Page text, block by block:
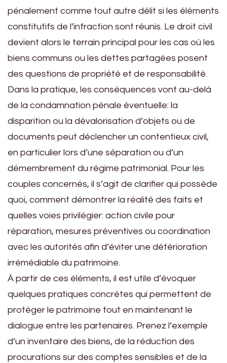
pénalement comme tout autre délit si les éléments
constitutifs de l’infraction sont réunis. Le droit civil
devient alors le terrain principal pour les cas où les
biens communs ou les dettes partagées posent
des questions de propriété et de responsabilité.
Dans la pratique, les conséquences vont au-delà
de la condamnation pénale éventuelle: la
disparition ou la dévalorisation d’objets ou de
documents peut déclencher un contentieux civil,
en particulier lors d’une séparation ou d’un
démembrement du régime patrimonial. Pour les
couples concernés, il s’agit de clarifier qui possède
quoi, comment démontrer la réalité des faits et
quelles voies privilégier: action civile pour
réparation, mesures préventives ou coordination
avec les autorités afin d’éviter une détérioration
irrémédiable du patrimoine.
À partir de ces éléments, il est utile d’évoquer
quelques pratiques concrètes qui permettent de
protéger le patrimoine tout en maintenant le
dialogue entre les partenaires. Prenez l’exemple
d’un inventaire des biens, de la réduction des
procurations sur des comptes sensibles et de la